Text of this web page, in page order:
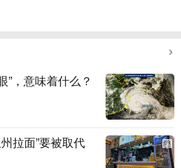
”，意味着什么？
拉面”要被取代